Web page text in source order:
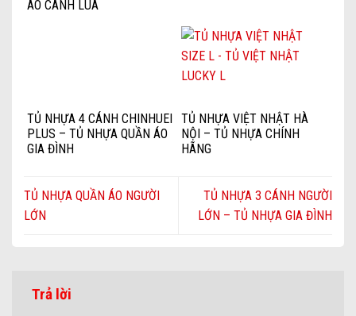
ÁO CÁNH LÙA
TỦ NHỰA 4 CÁNH CHINHUEI
PLUS – TỦ NHỰA QUẦN ÁO
GIA ĐÌNH
TỦ NHỰA VIỆT NHẬT HÀ
NỘI – TỦ NHỰA CHÍNH
HÃNG
TỦ NHỰA QUẦN ÁO NGƯỜI
LỚN
TỦ NHỰA 3 CÁNH NGƯỜI
LỚN – TỦ NHỰA GIA ĐÌNH
Trả lời